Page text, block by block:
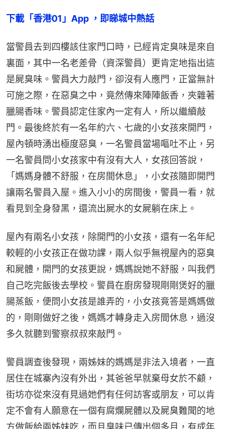
下載「香港01」App ，即睇城中熱話
當警員去到四樓該住家門口時，已經肯定臭味是來自
裏面，其中一名老差骨（資深警員）更肯定地指出這
是屍臭味。警員大力敲門，卻沒有人應門，正當無計
可施之際，在惡臭之中，竟然傳來陣陣飯香，夾雜著
臘腸香味。警員認定住家內一定有人，所以繼續敲
門。最後終於有一名年約六、七歲的小女孩來開門，
屋內頓時湧出極度惡臭，一名警員當場嘔吐不止，另
一名警員問小女孩家中有沒有大人，女孩回答說，
「媽媽身體不舒服，在房間休息」，小女孩隨即開門
讓兩名警員入屋。進入小小的房間後，警員一看，就
看見到全身發黑，還流出屍水的女屍躺在床上。
屋內有兩名小女孩，除開門的小女孩，還有一名年紀
較輕的小女孩正在做功課，兩人似乎無視屋內的惡臭
和屍體，開門的女孩更說，媽媽說她不舒服，叫我們
自己吃完飯後去學校。警員在廚房發現剛剛煲好的臘
腸蒸飯，便問小女孩是誰弄的，小女孩竟答是媽媽做
的，剛剛做好之後，媽媽才轉身走入房間休息，過沒
多久就聽到警察叔叔來敲門。
警員調查後發現，兩姊妹的媽媽是非法入境者，一直
居住在城寨內沒有外出，其爸爸早就棄母女於不顧，
街坊亦從來沒有見過她們有任何訪客或朋友，可以肯
定不會有人願意在一個有腐爛屍體以及屍臭難聞的地
方做飯給兩姊妹吃，而且臭味已傳出個多月，有成年